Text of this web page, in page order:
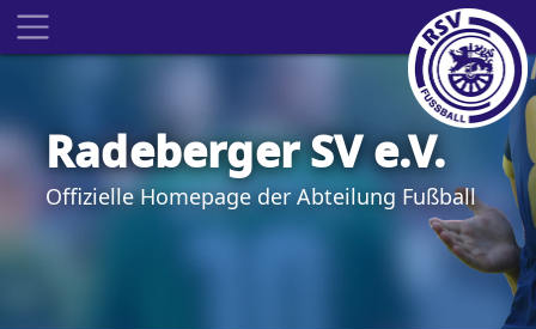
Radeberger SV e.V.
Offizielle Homepage der Abteilung Fußball